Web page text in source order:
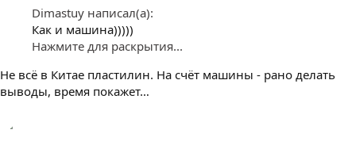
Dimastuy написал(а):
Как и машина)))))
Нажмите для раскрытия...
Не всё в Китае пластилин. На счёт машины - рано делать
выводы, время покажет…